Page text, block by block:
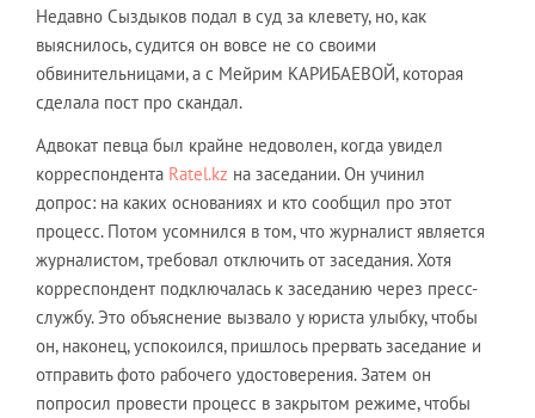
Недавно Сыздыков подал в суд за клевету, но, как
выяснилось, судится он вовсе не со своими
обвинительницами, а с Мейрим КАРИБАЕВОЙ, которая
сделала пост про скандал.
Адвокат певца был крайне недоволен, когда увидел
корреспондента Ratel.kz на заседании. Он учинил
допрос: на каких основаниях и кто сообщил про этот
процесс. Потом усомнился в том, что журналист является
журналистом, требовал отключить от заседания. Хотя
корреспондент подключалась к заседанию через пресс-
службу. Это объяснение вызвало у юриста улыбку, чтобы
он, наконец, успокоился, пришлось прервать заседание и
отправить фото рабочего удостоверения. Затем он
попросил провести процесс в закрытом режиме, чтобы